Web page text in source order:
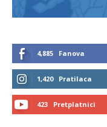
4,885 Fanova
1,420 Pratilaca
423 Pretplatnici